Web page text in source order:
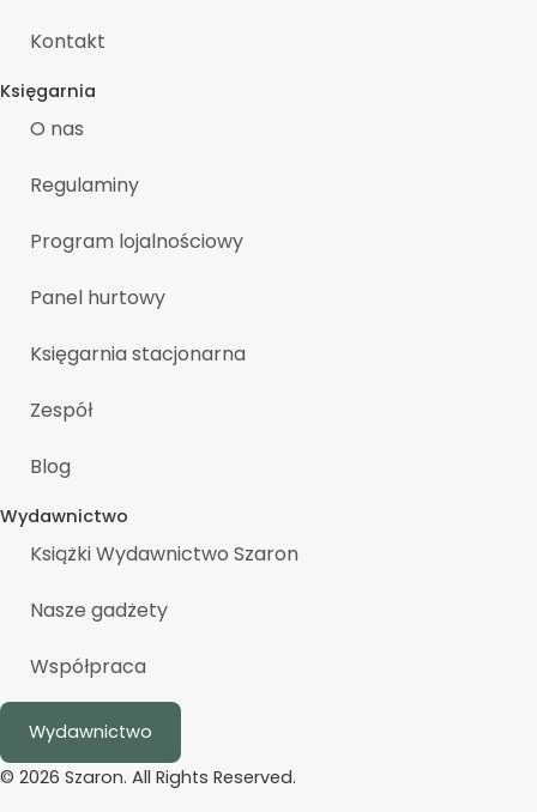
Kontakt
Księgarnia
O nas
Regulaminy
Program lojalnościowy
Panel hurtowy
Księgarnia stacjonarna
Zespół
Blog
Wydawnictwo
Książki Wydawnictwo Szaron
Nasze gadżety
Współpraca
Wydawnictwo
© 2026 Szaron. All Rights Reserved.